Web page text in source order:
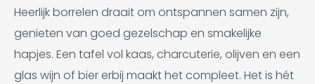
Heerlijk borrelen draait om ontspannen samen zijn,
genieten van goed gezelschap en smakelijke
hapjes. Een tafel vol kaas, charcuterie, olijven en een
glas wijn of bier erbij maakt het compleet. Het is hét